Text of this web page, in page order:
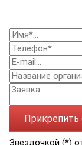
Прикрепить
Звездочкой (*)